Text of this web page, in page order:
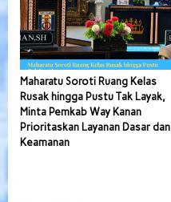
Maharatu Soroti Ruang Kelas
Rusak hingga Pustu Tak Layak,
Minta Pemkab Way Kanan
Prioritaskan Layanan Dasar dan
Keamanan